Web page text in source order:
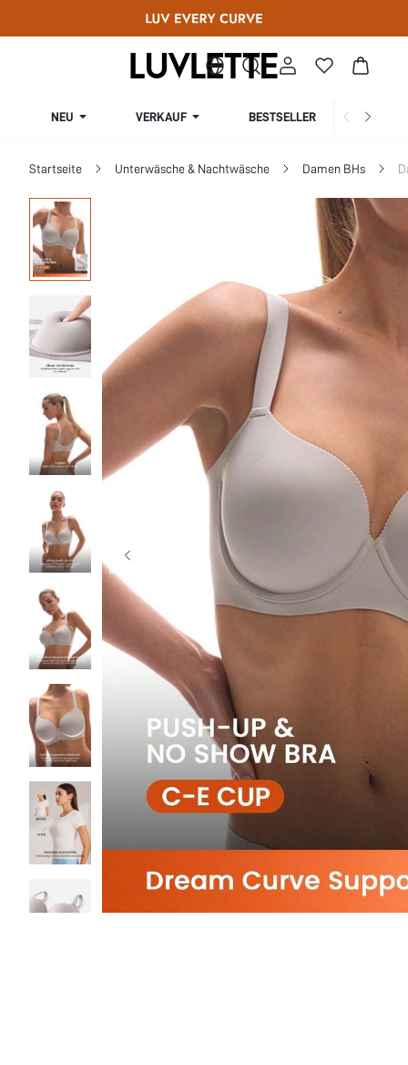
NEU VERKAUF BESTSELLER
Startseite Unterwäsche & Nachtwäsche Damen BHs